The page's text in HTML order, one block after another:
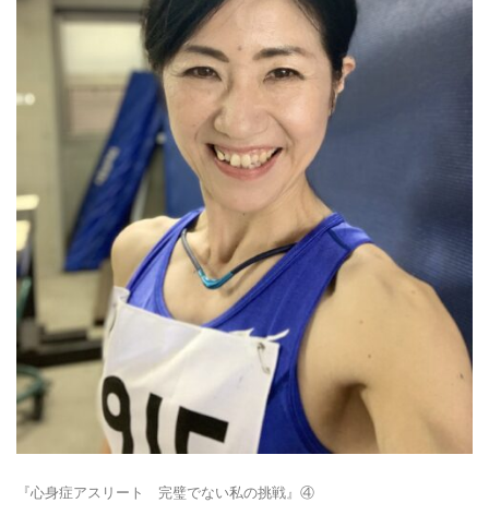
を
『心身症アスリート 完璧でない私の挑戦』④